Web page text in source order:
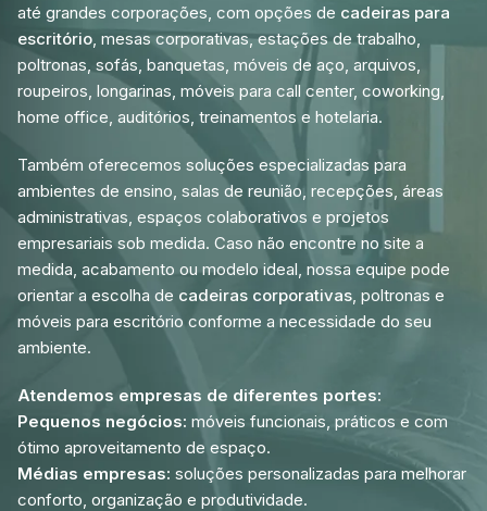
até grandes corporações, com opções de cadeiras para
escritório, mesas corporativas, estações de trabalho,
poltronas, sofás, banquetas, móveis de aço, arquivos,
roupeiros, longarinas, móveis para call center, coworking,
home office, auditórios, treinamentos e hotelaria.
Também oferecemos soluções especializadas para
ambientes de ensino, salas de reunião, recepções, áreas
administrativas, espaços colaborativos e projetos
empresariais sob medida. Caso não encontre no site a
medida, acabamento ou modelo ideal, nossa equipe pode
orientar a escolha de cadeiras corporativas, poltronas e
móveis para escritório conforme a necessidade do seu
ambiente.
Atendemos empresas de diferentes portes:
Pequenos negócios: móveis funcionais, práticos e com
ótimo aproveitamento de espaço.
Médias empresas: soluções personalizadas para melhorar
conforto, organização e produtividade.